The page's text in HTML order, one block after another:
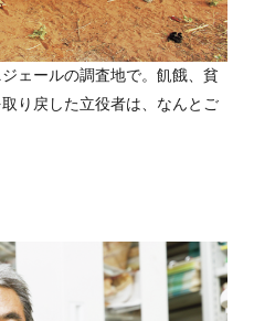
ェールの調査地で。飢餓、貧
り戻した立役者は、なんとご